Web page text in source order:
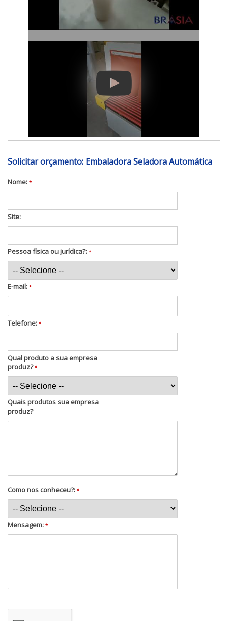
Solicitar orçamento: Embaladora Seladora Automática
Nome: *
Site:
Pessoa física ou jurídica?: *
E-mail: *
Telefone: *
Qual produto a sua empresa
produz?*
Quais produtos sua empresa
produz?
Como nos conheceu?: *
Mensagem: *